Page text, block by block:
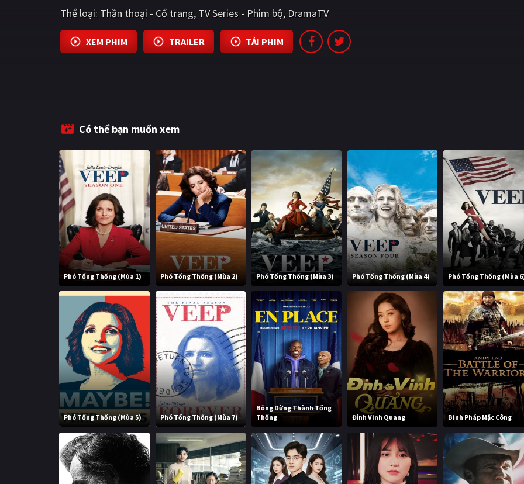
Thể loại: Thần thoại - Cổ trang TV Series - Phim bộ DramaTV
XEM PHIM TRAILER TẢI PHIM
Có thể bạn muốn xem
Phó Tổng Thống (Mùa 1) Phó Tổng Thống (Mùa 2) Phó Tổng Thống (Mùa 3) Phó Tổng Thống (Mùa 4) Phó Tổng Thống (Mùa
Phó Tổng Thống (Mùa 5) Phó Tổng Thống (Mùa 7)
Bỗng Dừng Thành Tổng
Thống
Đỉnh Vinh Quang Binh Pháp Mặc Công